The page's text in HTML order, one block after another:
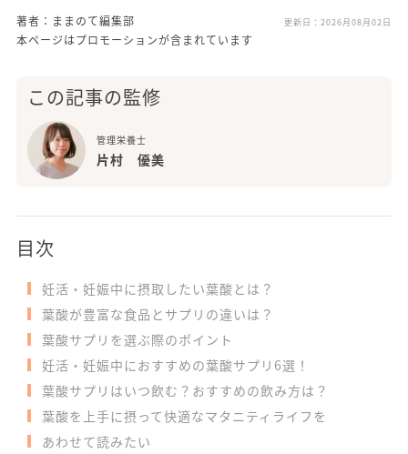
著者：ままのて編集部 更新日： 2026月08月02日
本ページはプロモーションが含まれています
この記事の監修
管理栄養士
片村 優美
目次
妊活・妊娠中に摂取したい葉酸とは？
葉酸が豊富な食品とサプリの違いは？
葉酸サプリを選ぶ際のポイント
妊活・妊娠中におすすめの葉酸サプリ6選！
葉酸サプリはいつ飲む？おすすめの飲み方は？
葉酸を上手に摂って快適なマタニティライフを
あわせて読みたい